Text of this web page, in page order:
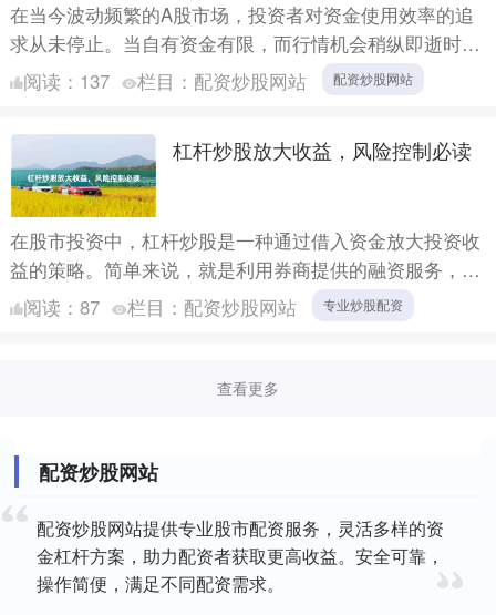
在当今波动频繁的A股市场，投资者对资金使用效率的追
求从未停止。当自有资金有限，而行情机会稍纵即逝时，
**股票配资**作为一种成熟的金融工具配资炒股网站，正
成为越....
阅读： 137 栏目： 配资炒股网站 配资炒股网站
杠杆炒股放大收益，风险控制必读
在股市投资中，杠杆炒股是一种通过借入资金放大投资收
益的策略。简单来说，就是利用券商提供的融资服务，以
自有资金作为保证金，借入更多资金进行股票交易。当行
情向好时，....
阅读： 87 栏目： 配资炒股网站 专业炒股配资
查看更多
配资炒股网站
配资炒股网站提供专业股市配资服务，灵活多样的资
金杠杆方案，助力配资者获取更高收益。安全可靠，
操作简便，满足不同配资需求。